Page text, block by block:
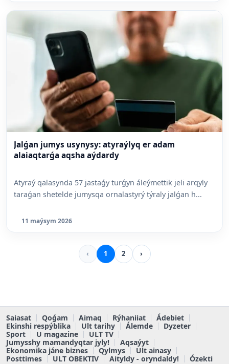
Jalǵan jumys usynysy: atyraýlyq er adam
alaiaqtarǵa aqsha aýdardy
Atyraý qalasynda 57 jastaǵy turǵyn áleýmettik jeli arqyly
taraǵan shetelde jumysqa ornalastyrý týraly jalǵan h...
11 maýsym 2026
‹ 1 2 ›
Saiasat Qoǵam Aimaq Rýhaniiat
Ádebiet
Ekinshi respýblika
Ult tarihy Álemde
Dyzeter
Sport
U magazine
ULT TV
Jumysshy mamandyqtar jyly!
Aqsaýyt
Ekonomika jáne biznes
Qylmys
Ult ainasy
Posttimes
ULT OBEKTIV Aityldy - oryndaldy! Ózekti